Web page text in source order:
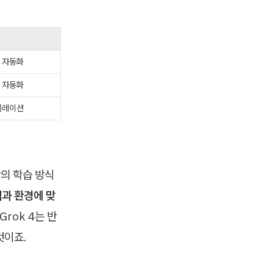
동화
동화
이션
학습 방식
환경에 맞
Grok 4는 반
이죠.